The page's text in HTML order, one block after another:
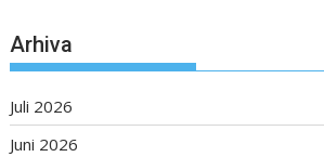
Arhiva
Juli 2026
Juni 2026